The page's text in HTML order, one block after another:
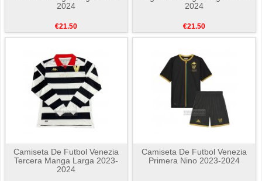
2024
€21.50
2024
€21.50
Camiseta De Futbol Venezia
Tercera Manga Larga 2023-
2024
Camiseta De Futbol Venezia
Primera Nino 2023-2024